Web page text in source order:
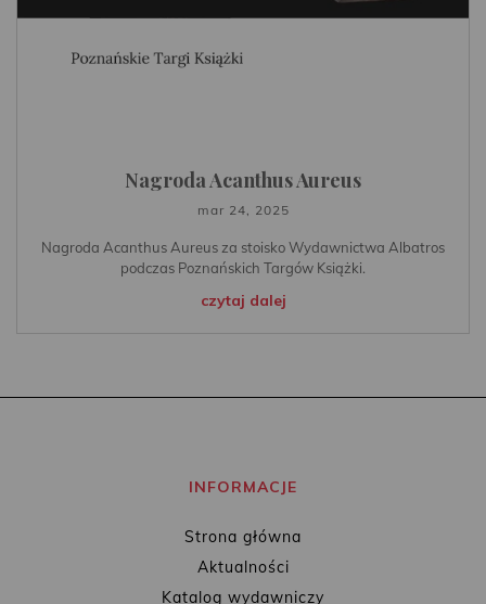
Nagroda Acanthus Aureus
mar 24, 2025
Nagroda Acanthus Aureus za stoisko Wydawnictwa Albatros
podczas Poznańskich Targów Książki.
czytaj dalej
INFORMACJE
Strona główna
Aktualności
Katalog wydawniczy